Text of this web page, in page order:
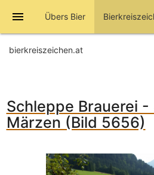
menu Übers Bier
bierkreiszeichen.at
Schleppe Brauerei -
Märzen (Bild 5656)